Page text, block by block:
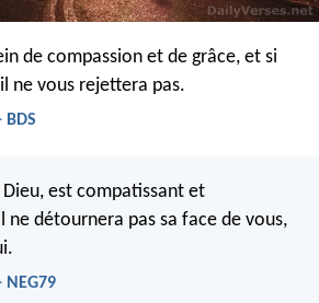
de compassion et de grâce, et si
ne vous rejettera pas.
est compatissant et
ne détournera pas sa face de vous,